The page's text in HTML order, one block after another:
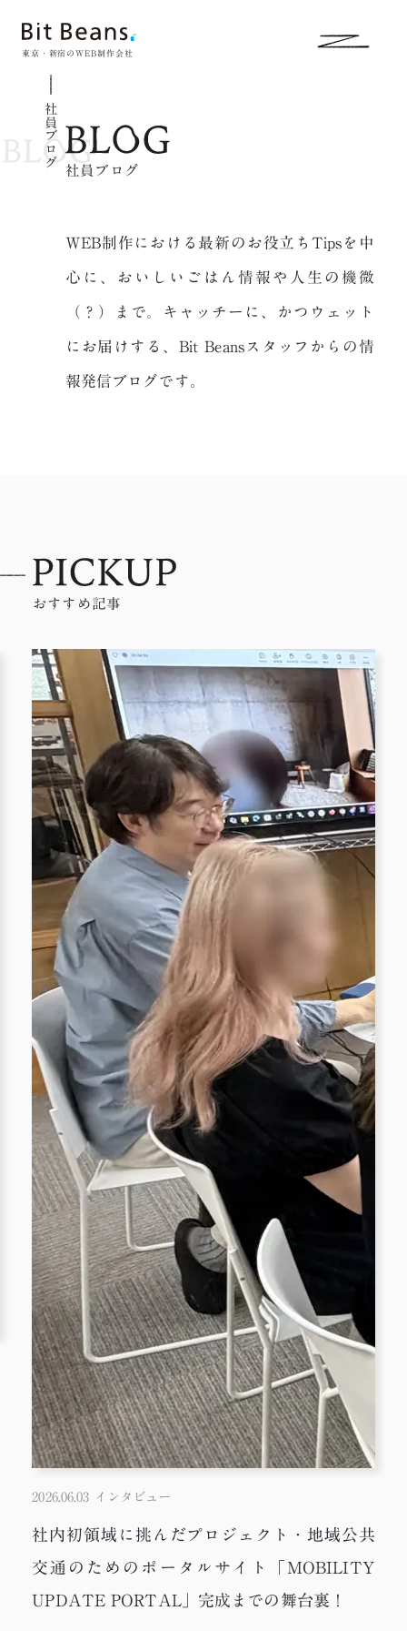
東京・新宿のWEB制作会社
社員ブログ
社員ブログ
WEB制作における最新のお役立ちTipsを中
心に、おいしいごはん情報や人生の 機微
（？）まで。キャッチーに、かつウェット
にお届けする、Bit Beansスタッフからの情
報発信ブログです。
おすすめ記事
2026.06.03 インタビュー
社内初領域に挑んだプロジェクト・地域公共
交通のためのポータルサイト「MOBILITY
UPDATE PORTAL」完成までの舞台裏！